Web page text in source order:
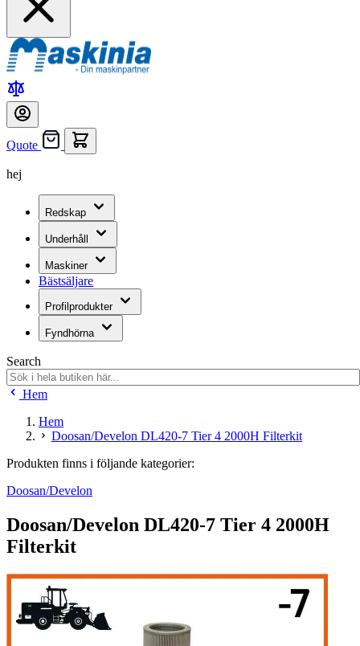
Quote
hej
Redskap
Underhåll
Maskiner
Bästsäljare
Profilprodukter
Fyndhörna
Search
Hem
Hem
Doosan/Develon DL420-7 Tier 4 2000H Filterkit
Produkten finns i följande kategorier:
Doosan/Develon
Doosan/Develon DL420-7 Tier 4 2000H
Filterkit